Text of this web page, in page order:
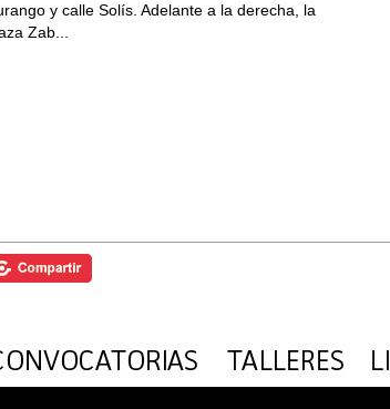
y calle Solís. Adelante a la derecha, la
Zab...